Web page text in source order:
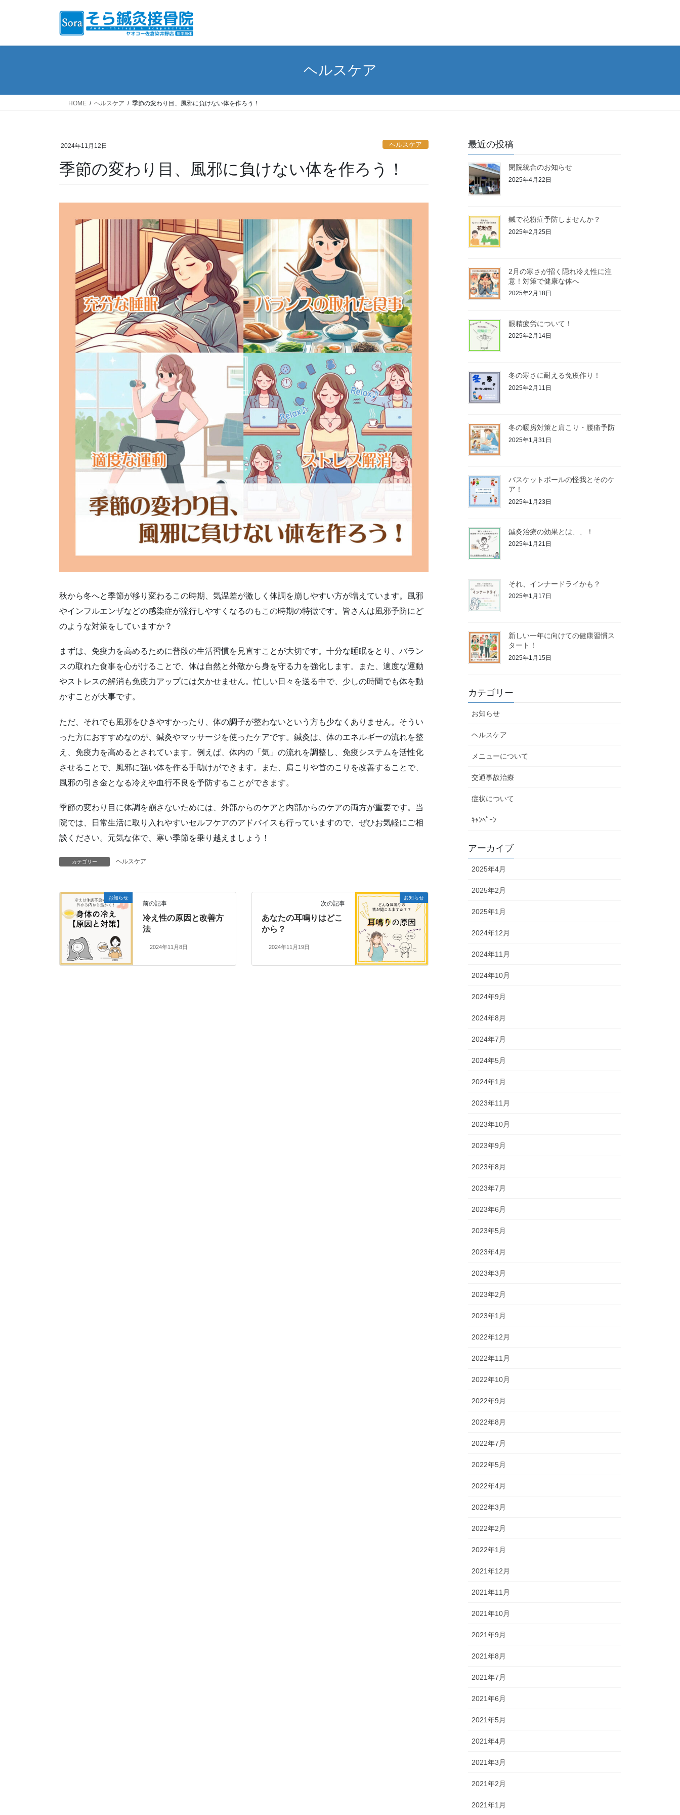
ヘルスケア
HOME ヘルスケア 季節の変わり目、風邪に負けない体を作ろう！
2024年11月12日 ヘルスケア
季節の変わり目、風邪に負けない体を作ろう！
秋から冬へと季節が移り変わるこの時期、気温差が激しく体調を崩しやすい方が増えています。風邪
やインフルエンザなどの感染症が流行しやすくなるのもこの時期の特徴です。皆さんは風邪予防にど
のような対策をしていますか？
まずは、免疫力を高めるために普段の生活習慣を見直すことが大切です。十分な睡眠をとり、バラン
スの取れた食事を心がけることで、体は自然と外敵から身を守る力を強化します。また、適度な運動
やストレスの解消も免疫力アップには欠かせません。忙しい日々を送る中で、少しの時間でも体を動
かすことが大事です。
ただ、それでも風邪をひきやすかったり、体の調子が整わないという方も少なくありません。そうい
った方におすすめなのが、鍼灸やマッサージを使ったケアです。鍼灸は、体のエネルギーの流れを整
え、免疫力を高めるとされています。例えば、体内の「気」の流れを調整し、免疫システムを活性化
させることで、風邪に強い体を作る手助けができます。また、肩こりや首のこりを改善することで、
風邪の引き金となる冷えや血行不良を予防することができます。
季節の変わり目に体調を崩さないためには、外部からのケアと内部からのケアの両方が重要です。当
院では、日常生活に取り入れやすいセルフケアのアドバイスも行っていますので、ぜひお気軽にご相
談ください。元気な体で、寒い季節を乗り越えましょう！
カテゴリー ヘルスケア
お知らせ
前の記事
冷え性の原因と改善方
法
2024年11月8日
お知らせ
次の記事
あなたの耳鳴りはどこ
から？
2024年11月19日
最近の投稿
閉院統合のお知らせ
2025年4月22日
鍼で花粉症予防しませんか？
2025年2月25日
2月の寒さが招く隠れ冷え性に注
意！対策で健康な体へ
2025年2月18日
眼精疲労について！
2025年2月14日
冬の寒さに耐える免疫作り！
2025年2月11日
冬の暖房対策と肩こり・腰痛予防
2025年1月31日
バスケットボールの怪我とそのケ
ア！
2025年1月23日
鍼灸治療の効果とは、、！
2025年1月21日
それ、インナードライかも？
2025年1月17日
新しい一年に向けての健康習慣ス
タート！
2025年1月15日
カテゴリー
お知らせ
ヘルスケア
メニューについて
交通事故治療
症状について
ｷｬﾝﾍﾟｰﾝ
アーカイブ
2025年4月
2025年2月
2025年1月
2024年12月
2024年11月
2024年10月
2024年9月
2024年8月
2024年7月
2024年5月
2024年1月
2023年11月
2023年10月
2023年9月
2023年8月
2023年7月
2023年6月
2023年5月
2023年4月
2023年3月
2023年2月
2023年1月
2022年12月
2022年11月
2022年10月
2022年9月
2022年8月
2022年7月
2022年5月
2022年4月
2022年3月
2022年2月
2022年1月
2021年12月
2021年11月
2021年10月
2021年9月
2021年8月
2021年7月
2021年6月
2021年5月
2021年4月
2021年3月
2021年2月
2021年1月